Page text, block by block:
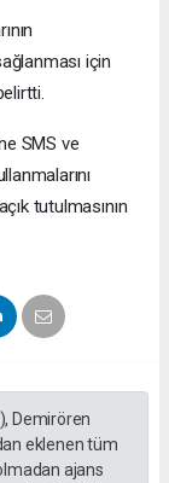
için
SMS ve
tutulmasının
Demirören
eklenen tüm
ajans